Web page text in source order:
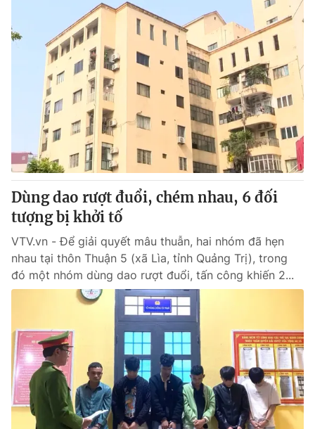
Dùng dao rượt đuổi, chém nhau, 6 đối
tượng bị khởi tố
VTV.vn - Để giải quyết mâu thuẫn, hai nhóm đã hẹn
nhau tại thôn Thuận 5 (xã Lìa, tỉnh Quảng Trị), trong
đó một nhóm dùng dao rượt đuổi, tấn công khiến 2...